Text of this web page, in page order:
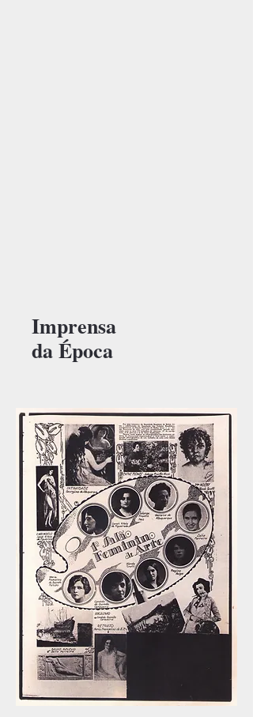
Imprensa
da Época